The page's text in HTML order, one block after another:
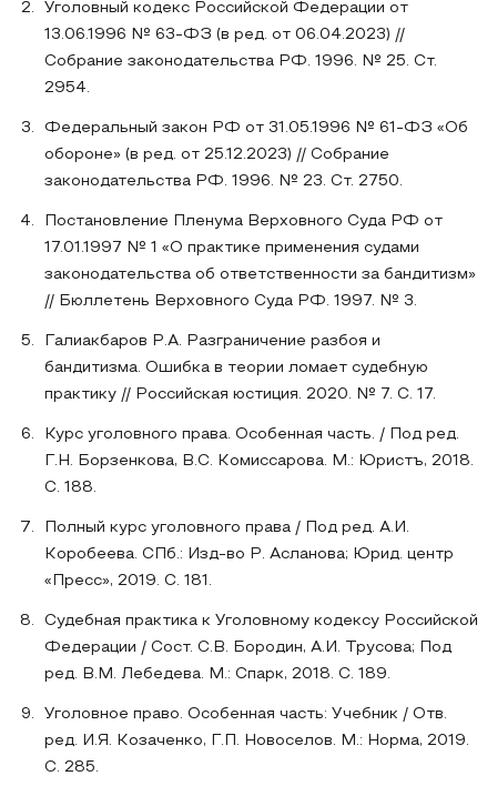
Уголовный кодекс Российской Федерации от
13.06.1996 № 63-ФЗ (в ред. от 06.04.2023) //
Собрание законодательства РФ. 1996. № 25. Ст.
2954.
Федеральный закон РФ от 31.05.1996 № 61-ФЗ «Об
обороне» (в ред. от 25.12.2023) // Собрание
законодательства РФ. 1996. № 23. Ст. 2750.
Постановление Пленума Верховного Суда РФ от
17.01.1997 № 1 «О практике применения судами
законодательства об ответственности за бандитизм»
// Бюллетень Верховного Суда РФ. 1997. № 3.
Галиакбаров Р.А. Разграничение разбоя и
бандитизма. Ошибка в теории ломает судебную
практику // Российская юстиция. 2020. № 7. С. 17.
Курс уголовного права. Особенная часть. / Под ред.
Г.Н. Борзенкова, В.С. Комисcарова. М.: Юристъ, 2018.
С. 188.
Полный курс уголовного права / Под ред. А.И.
Коробеева. СПб.: Изд-во Р. Асланова; Юрид. центр
«Пресс», 2019. С. 181.
Судебная практика к Уголовному кодексу Российской
Федерации / Сост. С.В. Бородин, А.И. Трусова; Под
ред. В.М. Лебедева. М.: Спарк, 2018. С. 189.
Уголовное право. Особенная часть: Учебник / Отв.
ред. И.Я. Козаченко, Г.П. Новоселов. М.: Норма, 2019.
С. 285.